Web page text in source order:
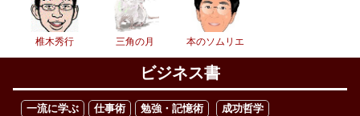
椎木秀行 三角の月 本のソムリエ
ビジネス書
一流に学ぶ 仕事術 勉強・記憶術
成功哲学